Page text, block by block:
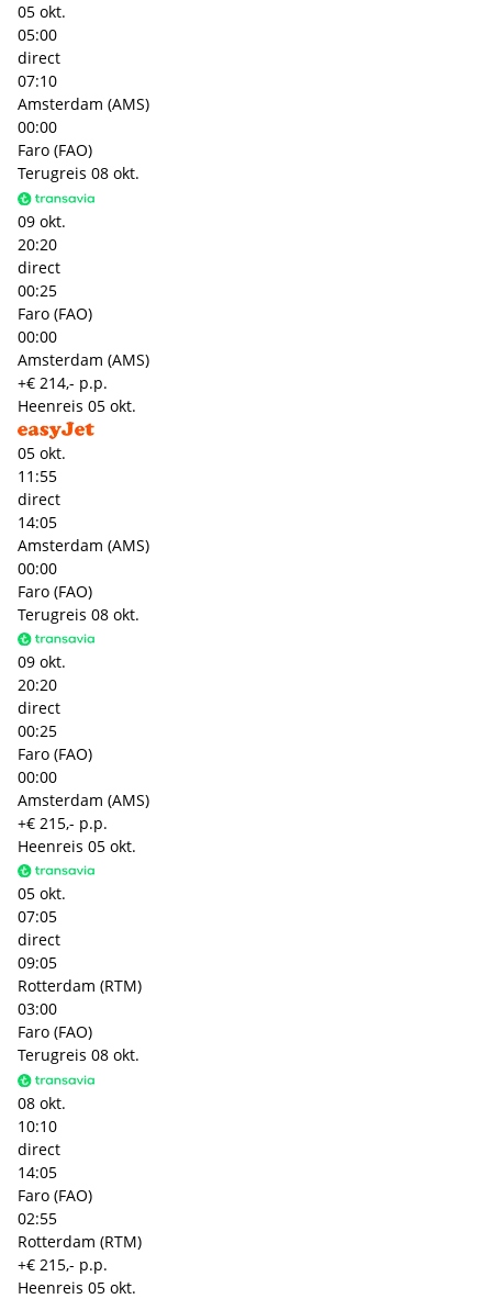
05 okt.
05:00
direct
07:10
Amsterdam (AMS)
00:00
Faro (FAO)
Terugreis 08 okt.
09 okt.
20:20
direct
00:25
Faro (FAO)
00:00
Amsterdam (AMS)
+€ 214,- p.p.
Heenreis 05 okt.
05 okt.
11:55
direct
14:05
Amsterdam (AMS)
00:00
Faro (FAO)
Terugreis 08 okt.
09 okt.
20:20
direct
00:25
Faro (FAO)
00:00
Amsterdam (AMS)
+€ 215,- p.p.
Heenreis 05 okt.
05 okt.
07:05
direct
09:05
Rotterdam (RTM)
03:00
Faro (FAO)
Terugreis 08 okt.
08 okt.
10:10
direct
14:05
Faro (FAO)
02:55
Rotterdam (RTM)
+€ 215,- p.p.
Heenreis 05 okt.